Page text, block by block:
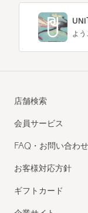
よう
店舗検索
会員サービス
FAQ・お問い合わせ
お客様対応方針
ギフトカード